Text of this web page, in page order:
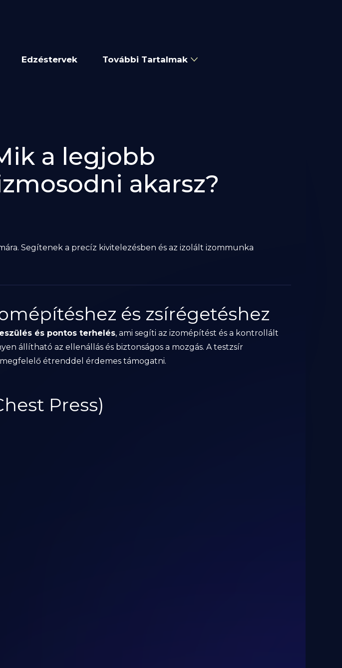
Edzéstervek További Tartalmak
a legjobb
akarsz?
Segítenek a precíz kivitelezésben és az izolált izommunka
és zsírégetéshez
és pontos terhelés, ami segíti az izomépítést és a kontrollált
állítható az ellenállás és biztonságos a mozgás. A testzsír
étrenddel érdemes támogatni.
Press)